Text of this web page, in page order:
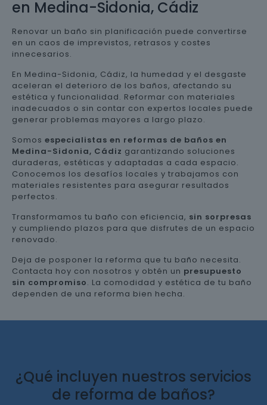
en Medina-Sidonia, Cádiz
Renovar un baño sin planificación puede convertirse
en un caos de imprevistos, retrasos y costes
innecesarios.
En Medina-Sidonia, Cádiz, la humedad y el desgaste
aceleran el deterioro de los baños, afectando su
estética y funcionalidad. Reformar con materiales
inadecuados o sin contar con expertos locales puede
generar problemas mayores a largo plazo.
Somos especialistas en reformas de baños en
Medina-Sidonia, Cádiz garantizando soluciones
duraderas, estéticas y adaptadas a cada espacio.
Conocemos los desafíos locales y trabajamos con
materiales resistentes para asegurar resultados
perfectos.
Transformamos tu baño con eficiencia, sin sorpresas
y cumpliendo plazos para que disfrutes de un espacio
renovado.
Deja de posponer la reforma que tu baño necesita.
Contacta hoy con nosotros y obtén un presupuesto
sin compromiso. La comodidad y estética de tu baño
dependen de una reforma bien hecha.
¿Qué incluyen nuestros servicios
de reforma de baños?